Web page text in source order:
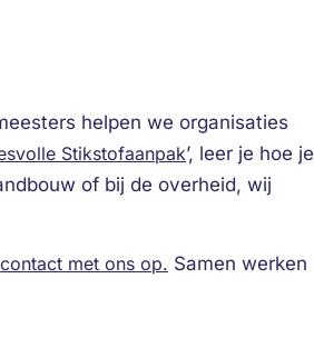
helpen we organisaties
Stikstofaanpak’, leer je hoe je
of bij de overheid, wij
met ons op. Samen werken